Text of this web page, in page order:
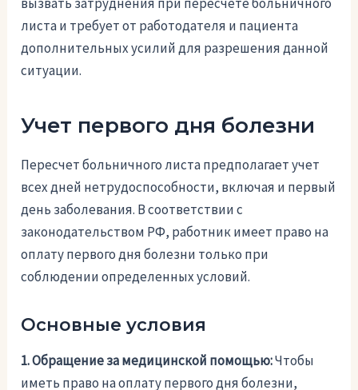
листа и требует от работодателя и пациента
дополнительных усилий для разрешения данной
ситуации.
Учет первого дня болезни
Пересчет больничного листа предполагает учет
всех дней нетрудоспособности, включая и первый
день заболевания. В соответствии с
законодательством РФ, работник имеет право на
оплату первого дня болезни только при
соблюдении определенных условий.
Основные условия
1. Обращение за медицинской помощью:Чтобы
иметь право на оплату первого дня болезни,